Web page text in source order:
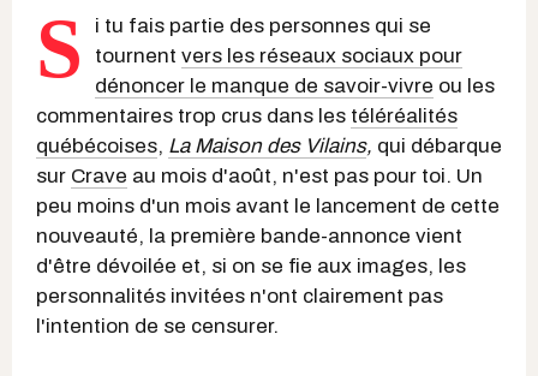
S
i tu fais partie des personnes qui se
tournent vers les réseaux sociaux pour
dénoncer le manque de savoir-vivre ou les
commentaires trop crus dans les téléréalités
québécoises, La Maison des Vilains, qui débarque
sur Crave au mois d'août, n'est pas pour toi. Un
peu moins d'un mois avant le lancement de cette
nouveauté, la première bande-annonce vient
d'être dévoilée et, si on se fie aux images, les
personnalités invitées n'ont clairement pas
l'intention de se censurer.